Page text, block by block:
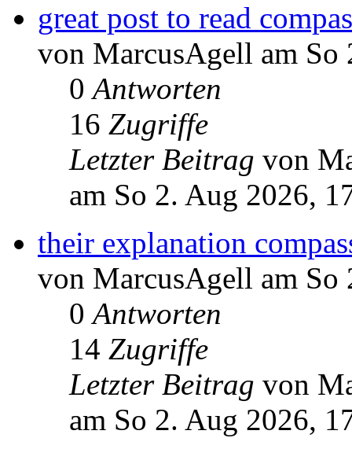
great post to read
von MarcusAgell am So
0Antworten
16 Zugriffe
Letzter Beitrag von
am So 2. Aug 2026,
their explanation
von MarcusAgell am So
0Antworten
14 Zugriffe
Letzter Beitrag von
am So 2. Aug 2026,